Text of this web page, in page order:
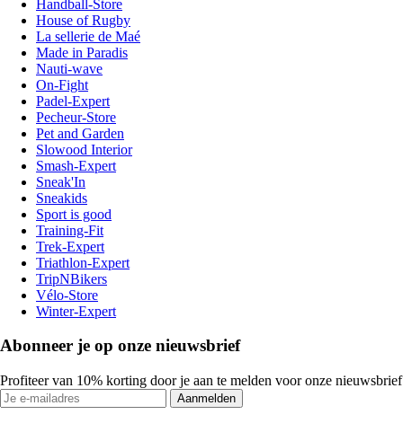
Handball-Store
House of Rugby
La sellerie de Maé
Made in Paradis
Nauti-wave
On-Fight
Padel-Expert
Pecheur-Store
Pet and Garden
Slowood Interior
Smash-Expert
Sneak'In
Sneakids
Sport is good
Training-Fit
Trek-Expert
Triathlon-Expert
TripNBikers
Vélo-Store
Winter-Expert
Abonneer je op onze nieuwsbrief
Profiteer van 10% korting door je aan te melden voor onze nieuwsbrief
Aanmelden